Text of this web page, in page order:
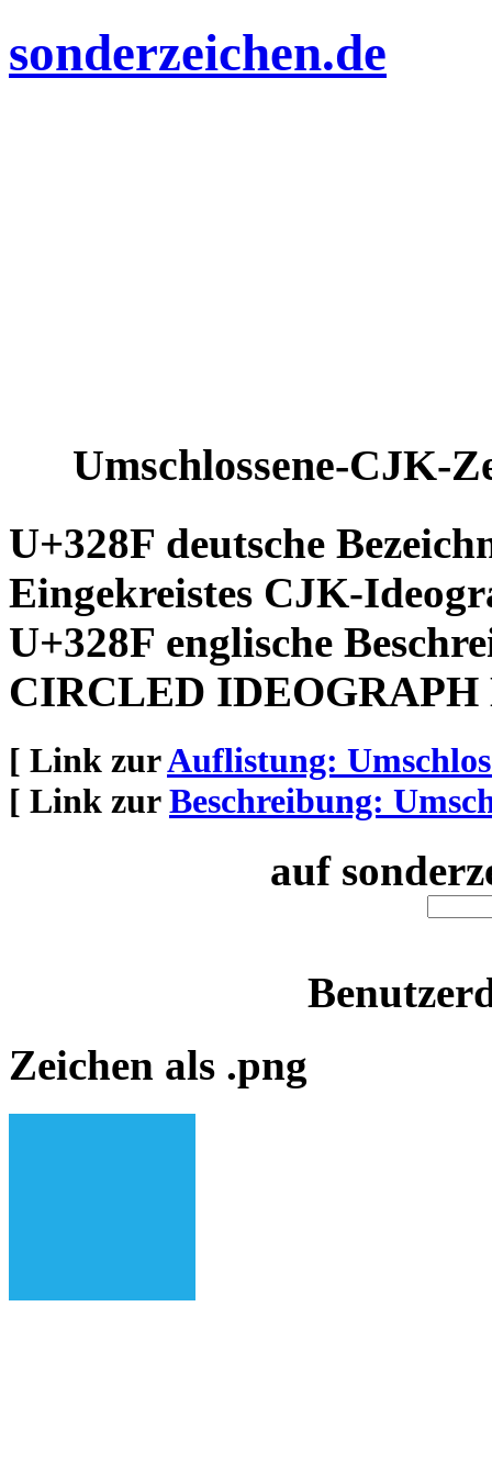
sonderzeichen.de
Umschlossene-CJK-
U+328F deutsche
Eingekreistes CJK-
U+328F englische
CIRCLED IDEOGRAPH
[ Link zurAuflistung:
[ Link zurBeschreibung:
auf
Zeichen als .png